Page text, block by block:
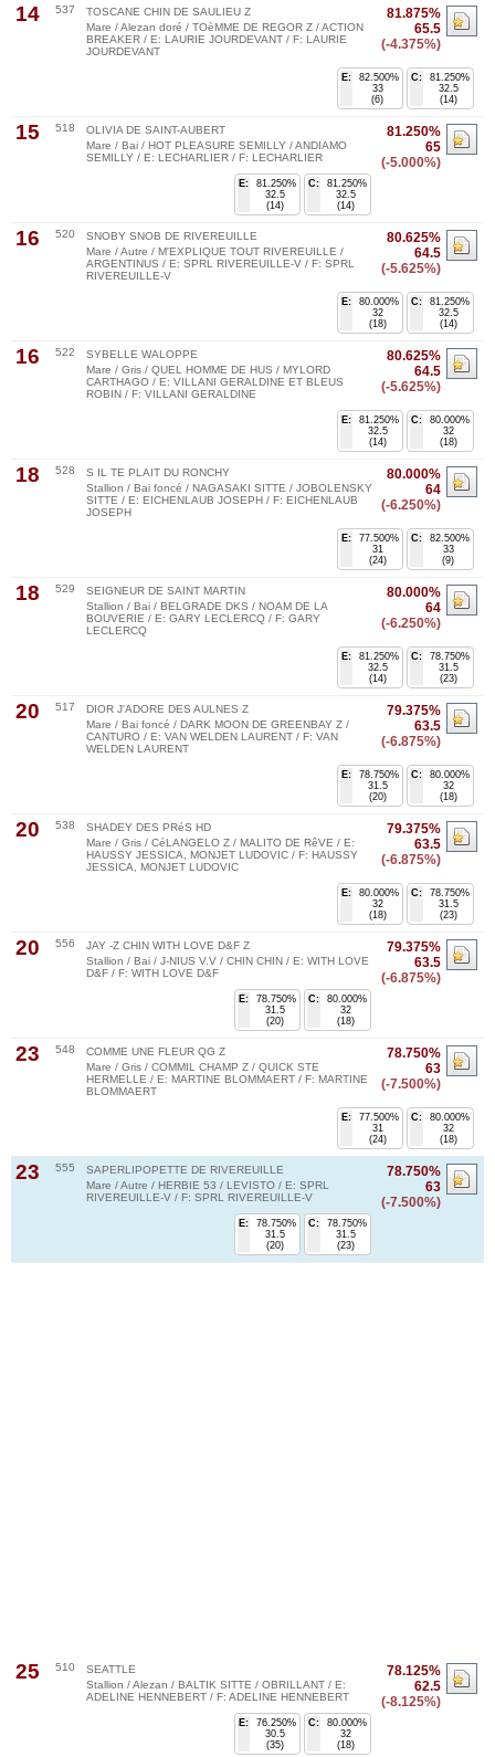
14 537
81.875%
65.5
(-4.375%)
TOSCANE CHIN DE SAULIEU Z
Mare / Alezan doré / TOèMME DE REGOR Z / ACTION
BREAKER / E: LAURIE JOURDEVANT / F: LAURIE
JOURDEVANT
C:
81.250%
32.5
(14)
E:
82.500%
33
(6)
15 518
81.250%
65
(-5.000%)
OLIVIA DE SAINT-AUBERT
Mare / Bai / HOT PLEASURE SEMILLY / ANDIAMO
SEMILLY / E: LECHARLIER / F: LECHARLIER
C:
81.250%
32.5
(14)
E:
81.250%
32.5
(14)
16 520
80.625%
64.5
(-5.625%)
SNOBY SNOB DE RIVEREUILLE
Mare / Autre / M'EXPLIQUE TOUT RIVEREUILLE /
ARGENTINUS / E: SPRL RIVEREUILLE-V / F: SPRL
RIVEREUILLE-V
C:
81.250%
32.5
(14)
E:
80.000%
32
(18)
16 522
80.625%
64.5
(-5.625%)
SYBELLE WALOPPE
Mare / Gris / QUEL HOMME DE HUS / MYLORD
CARTHAGO / E: VILLANI GERALDINE ET BLEUS
ROBIN / F: VILLANI GERALDINE
C:
80.000%
32
(18)
E:
81.250%
32.5
(14)
18 528
80.000%
64
(-6.250%)
S IL TE PLAIT DU RONCHY
Stallion / Bai foncé / NAGASAKI SITTE / JOBOLENSKY
SITTE / E: EICHENLAUB JOSEPH / F: EICHENLAUB
JOSEPH
C:
82.500%
33
(9)
E:
77.500%
31
(24)
18 529
80.000%
64
(-6.250%)
SEIGNEUR DE SAINT MARTIN
Stallion / Bai / BELGRADE DKS / NOAM DE LA
BOUVERIE / E: GARY LECLERCQ / F: GARY
LECLERCQ
C:
78.750%
31.5
(23)
E:
81.250%
32.5
(14)
20 517
79.375%
63.5
(-6.875%)
DIOR J'ADORE DES AULNES Z
Mare / Bai foncé / DARK MOON DE GREENBAY Z /
CANTURO / E: VAN WELDEN LAURENT / F: VAN
WELDEN LAURENT
C:
80.000%
32
(18)
E:
78.750%
31.5
(20)
20 538
79.375%
63.5
(-6.875%)
SHADEY DES PRéS HD
Mare / Gris / CéLANGELO Z / MALITO DE RêVE / E:
HAUSSY JESSICA, MONJET LUDOVIC / F: HAUSSY
JESSICA, MONJET LUDOVIC
C:
78.750%
31.5
(23)
E:
80.000%
32
(18)
20 556
79.375%
63.5
(-6.875%)
JAY -Z CHIN WITH LOVE D&F Z
Stallion / Bai / J-NIUS V.V / CHIN CHIN / E: WITH LOVE
D&F / F: WITH LOVE D&F
C:
80.000%
32
(18)
E:
78.750%
31.5
(20)
23 548
78.750%
63
(-7.500%)
COMME UNE FLEUR QG Z
Mare / Gris / COMMIL CHAMP Z / QUICK STE
HERMELLE / E: MARTINE BLOMMAERT / F: MARTINE
BLOMMAERT
C:
80.000%
32
(18)
E:
77.500%
31
(24)
23 555
78.750%
63
(-7.500%)
SAPERLIPOPETTE DE RIVEREUILLE
Mare / Autre / HERBIE 53 / LEVISTO / E: SPRL
RIVEREUILLE-V / F: SPRL RIVEREUILLE-V
C:
78.750%
31.5
(23)
E:
78.750%
31.5
(20)
25 510
78.125%
62.5
(-8.125%)
SEATTLE
Stallion / Alezan / BALTIK SITTE / OBRILLANT / E:
ADELINE HENNEBERT / F: ADELINE HENNEBERT
C:
80.000%
32
(18)
E:
76.250%
30.5
(35)